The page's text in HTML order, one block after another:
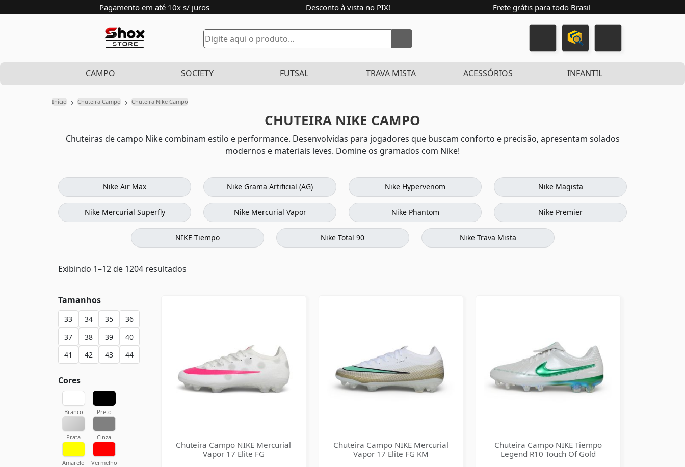
Pagamento em até 10x s/ juros Desconto à vista no PIX! Frete grátis para todo Brasil
CAMPO SOCIETY FUTSAL TRAVA MISTA ACESSÓRIOS INFANTIL
Início › Chuteira Campo › Chuteira Nike Campo
CHUTEIRA NIKE CAMPO
Chuteiras de campo Nike combinam estilo e performance. Desenvolvidas para jogadores que buscam conforto e precisão, apresentam solados
modernos e materiais leves. Domine os gramados com Nike!
Nike Air Max Nike Grama Artificial (AG) Nike Hypervenom Nike Magista
Nike Mercurial Superfly Nike Mercurial Vapor Nike Phantom Nike Premier
NIKE Tiempo Nike Total 90 Nike Trava Mista
Exibindo 1–12 de 1204 resultados
Tamanhos
33 34 35
36
37
38 39
40
41
42 43 44
Cores
Branco Preto
Prata Cinza
Amarelo Vermelho
Chuteira Campo NIKE Mercurial
Vapor 17 Elite FG
Chuteira Campo NIKE Mercurial
Vapor 17 Elite FG KM
Chuteira Campo NIKE Tiempo
Legend R10 Touch Of Gold